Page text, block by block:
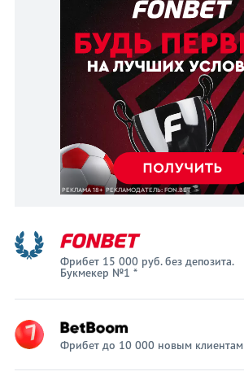
Фрибет 15 000 руб. без депозита.
Букмекер №1 *
Фрибет до 10 000 новым клиентам